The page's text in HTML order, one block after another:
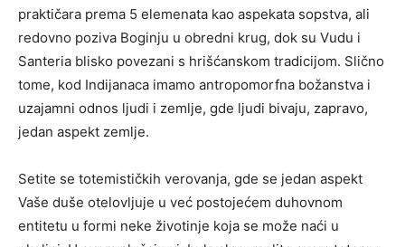
praktičara prema 5 elemenata kao aspekata sopstva, ali
redovno poziva Boginju u obredni krug, dok su Vudu i
Santeria blisko povezani s hrišćanskom tradicijom. Slično
tome, kod Indijanaca imamo antropomorfna božanstva i
uzajamni odnos ljudi i zemlje, gde ljudi bivaju, zapravo,
jedan aspekt zemlje.
Setite se totemističkih verovanja, gde se jedan aspekt
Vaše duše otelovljuje u već postojećem duhovnom
entitetu u formi neke životinje koja se može naći u